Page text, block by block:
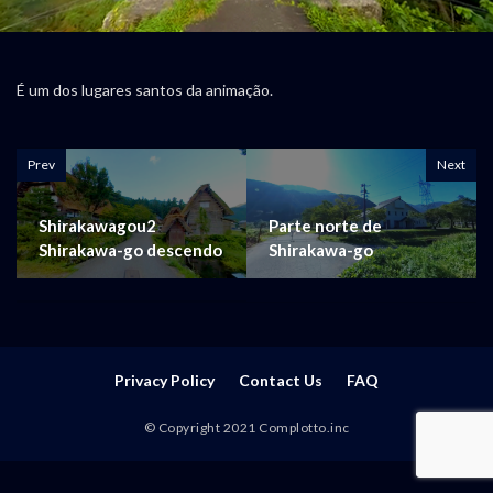
É um dos lugares santos da animação.
Prev
Shirakawagou2
Shirakawa-go descendo
Next
Parte norte de
Shirakawa-go
Privacy Policy Contact Us FAQ
© Copyright 2021 Complotto.inc